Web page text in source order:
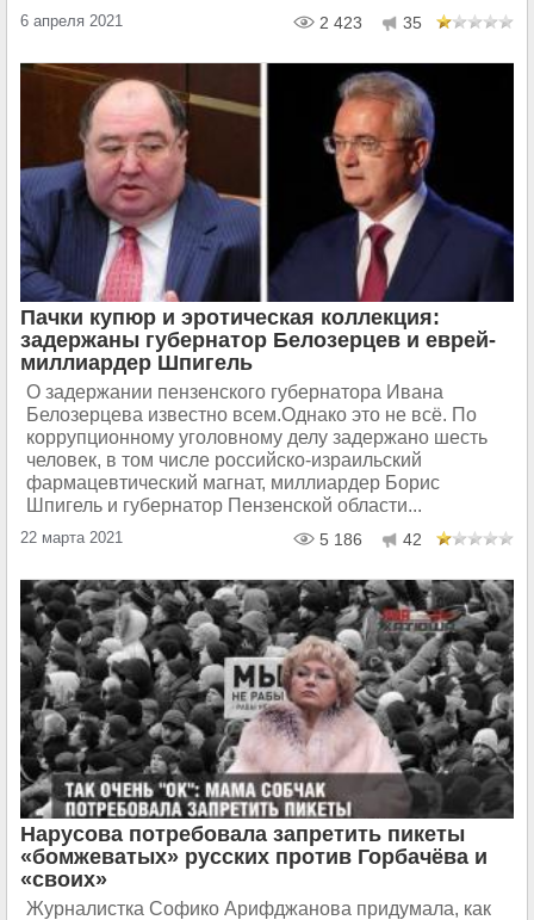
6 апреля 2021 2 423 35
Пачки купюр и эротическая коллекция:
задержаны губернатор Белозерцев и еврей-
миллиардер Шпигель
О задержании пензенского губернатора Ивана
Белозерцева известно всем.Однако это не всё. По
коррупционному уголовному делу задержано шесть
человек, в том числе российско-израильский
фармацевтический магнат, миллиардер Борис
Шпигель и губернатор Пензенской области...
22 марта 2021 5 186 42
Нарусова потребовала запретить пикеты
«бомжеватых» русских против Горбачёва и
«своих»
Журналистка Софико Арифджанова придумала, как